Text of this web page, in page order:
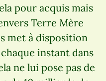
pour acquis mais
Terre Mère
met à disposition
instant dans
ne lui pose pas de